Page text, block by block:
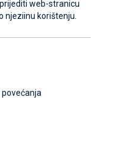
2.0
web-stranicu
njeziinu korištenju.